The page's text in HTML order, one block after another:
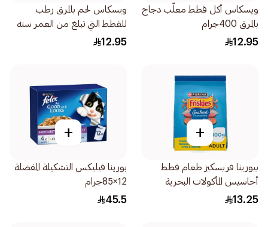
ويسكاس أكل قطط معلّب دجاج
بالمرق 400جرام
12.95
ويسكاس لحم بالمرق رطب
للقطط التي تبلغ من العمر سنه
فما فوق 400جرام
12.95
+
بيورينا فريسكيز طعام قطط
أحاسيس المأكولات البحرية
400جرام
13.25
+
بورينا فيليكس التشكيلة المفضلة
12×85جرام
45.5